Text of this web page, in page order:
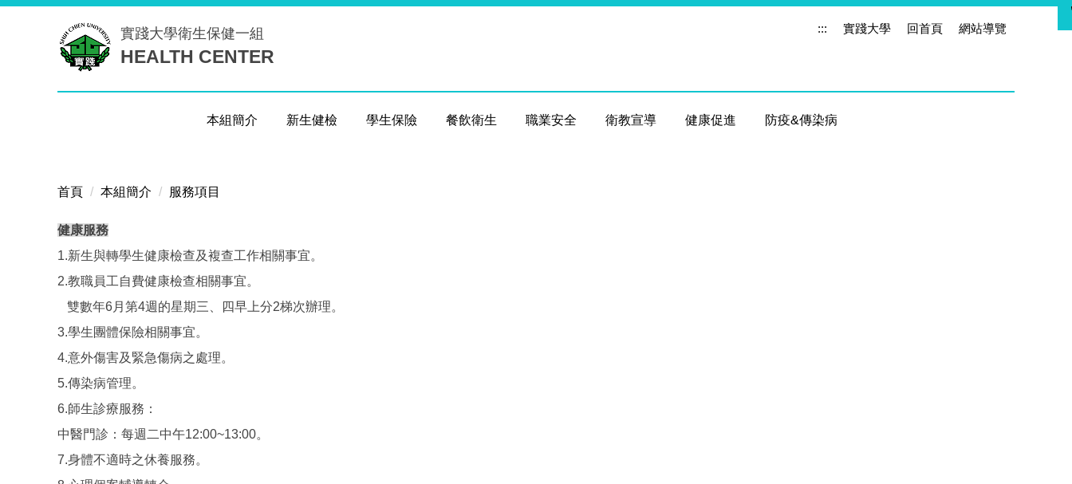
實踐大學衛生保健一組
HEALTH CENTER
本組簡介 新生健檢 學生保險 餐飲衛生 職業安全 衛教宣導 健康促進 防疫&傳染病
::: 實踐大學 回首頁 網站導覽
首頁 本組簡介 服務項目
健康服務
1.新生與轉學生健康檢查及複查工作相關事宜。
2.教職員工自費健康檢查相關事宜。
雙數年6月第4週的星期三、四早上分2梯次辦理。
3.學生團體保險相關事宜。
4.意外傷害及緊急傷病之處理。
5.傳染病管理。
6.師生診療服務：
中醫門診：每週二中午12:00~13:00。
7.身體不適時之休養服務。